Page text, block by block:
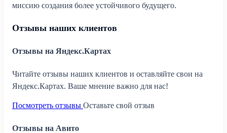
миссию создания более устойчивого будущего.
Отзывы наших клиентов
Отзывы на Яндекс.Картах
Читайте отзывы наших клиентов и оставляйте свои на
Яндекс.Картах. Ваше мнение важно для нас!
Посмотреть отзывы Оставьте свой отзыв
Отзывы на Авито